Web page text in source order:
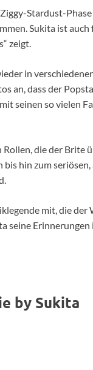
Stardust-Phase
Sukita ist auch
zeigt.
in
an, dass der
seinen so vielen
Rollen, die der Brite
hin zum seriösen,
mit, die der
seine Erinnerungen
by Sukita